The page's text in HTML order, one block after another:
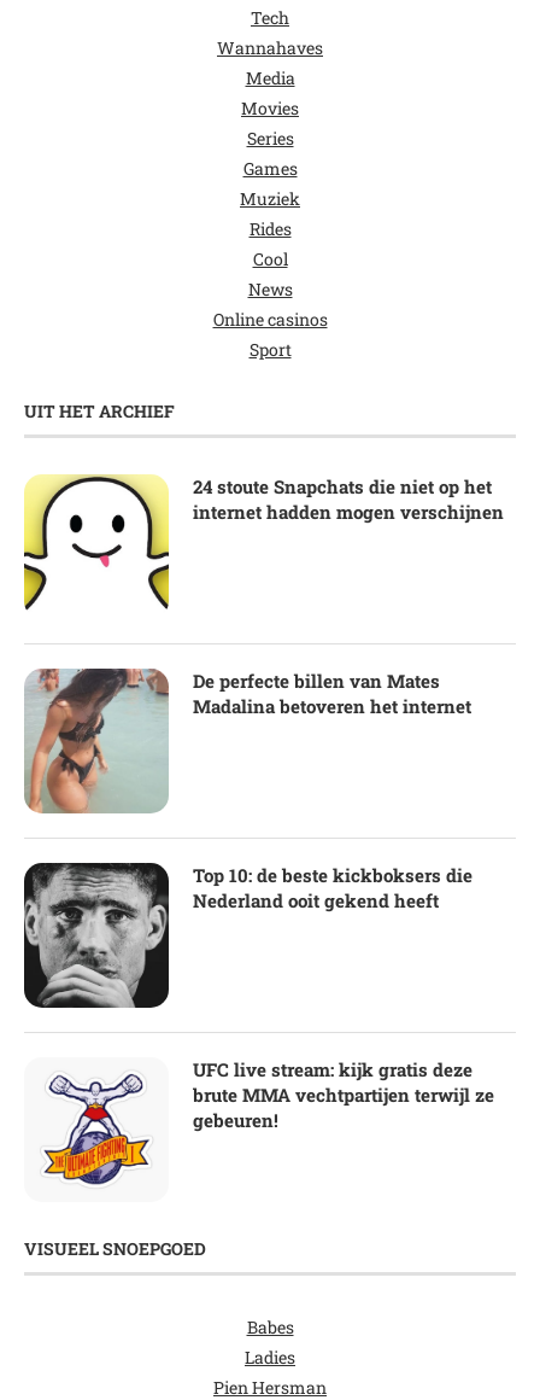
Tech
Wannahaves
Media
Movies
Series
Games
Muziek
Rides
Cool
News
Online casinos
Sport
UIT HET ARCHIEF
24 stoute Snapchats die niet op het
internet hadden mogen verschijnen
De perfecte billen van Mates
Madalina betoveren het internet
Top 10: de beste kickboksers die
Nederland ooit gekend heeft
UFC live stream: kijk gratis deze
brute MMA vechtpartijen terwijl ze
gebeuren!
VISUEEL SNOEPGOED
Babes
Ladies
Pien Hersman